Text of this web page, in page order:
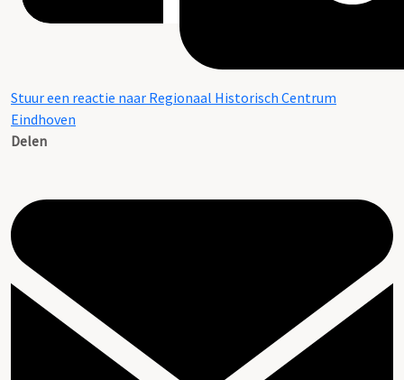
Stuur een reactie naar Regionaal Historisch Centrum
Eindhoven
Delen